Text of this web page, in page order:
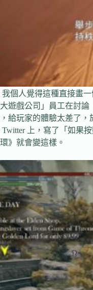
我個人覺得這種直接畫
遊戲公司」員工在討論
給玩家的體驗太差了，
上，寫了「如果
》就會變這樣。